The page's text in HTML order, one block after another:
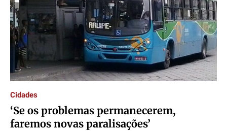
Cidades
‘Se os problemas permanecerem,
faremos novas paralisações’